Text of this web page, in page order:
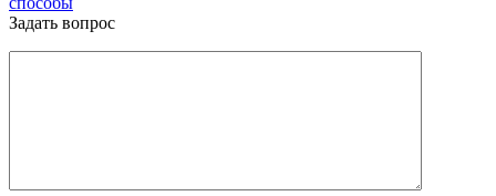
Задать вопрос